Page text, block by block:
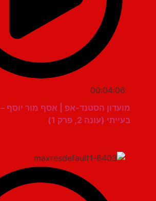
00:04:06
מועדון הסטנד-אפ | אסף מור יוסף – פרצוף
בעייתי (עונה 2, פרק 1)